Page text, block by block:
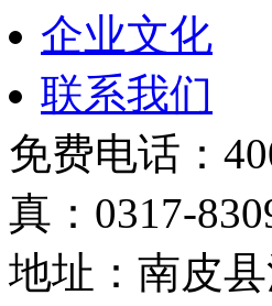
企业文化
联系我们
免费电话：
真：0317-
地址：南皮